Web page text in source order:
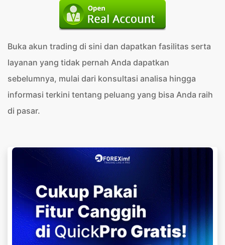
Buka akun trading di sini dan dapatkan fasilitas serta
layanan yang tidak pernah Anda dapatkan
sebelumnya, mulai dari konsultasi analisa hingga
informasi terkini tentang peluang yang bisa Anda raih
di pasar.